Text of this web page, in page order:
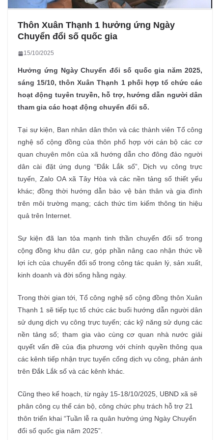
Thôn Xuân Thạnh 1 hưởng ứng Ngày
Chuyển đổi số quốc gia
15/10/2025
Hưởng ứng Ngày Chuyển đổi số quốc gia năm 2025,
sáng 15/10, thôn Xuân Thạnh 1 phối hợp tổ chức các
hoạt động tuyên truyền, hỗ trợ, hướng dẫn người dân
tham gia các hoạt động chuyển đổi số.
Tại sự kiện, Ban nhân dân thôn và các thành viên Tổ công
nghệ số cộng đồng của thôn phố hợp với cán bộ các cơ
quan chuyên môn của xã hướng dẫn cho đông đảo người
dân cài đặt ứng dụng “Đắk Lắk số”, Dịch vụ công trực
tuyến, Zalo OA xã Tây Hòa và các nền tảng số thiết yếu
khác; đồng thời hướng dẫn bảo vệ bản thân và gia đình
trên môi trường mạng; cách thức tìm kiếm thông tin hiệu
quả trên Internet.
Sự kiện đã lan tỏa mạnh tinh thần chuyển đổi số trong
cộng đồng khu dân cư, góp phần nâng cao nhận thức về
lợi ích của chuyển đổi số trong công tác quản lý, sản xuất,
kinh doanh và đời sống hằng ngày.
Trong thời gian tới, Tổ công nghệ số cộng đồng thôn Xuân
Thạnh 1 sẽ tiếp tục tổ chức các buổi hướng dẫn người dân
sử dụng dịch vụ công trực tuyến; các kỹ năng sử dụng các
nền tảng số; tham gia vào cùng cơ quan nhà nước giải
quyết vấn đề của địa phương với chính quyền thông qua
các kênh tiếp nhận trực tuyến cổng dịch vụ công, phản ánh
trên Đắk Lắk số và các kênh khác.
Cũng theo kế hoạch, từ ngày 15-18/10/2025, UBND xã sẽ
phân công cụ thể cán bộ, công chức phụ trách hỗ trợ 21
thôn triển khai “Tuần lễ ra quân hưởng ứng Ngày Chuyển
đổi số quốc gia năm 2025”.